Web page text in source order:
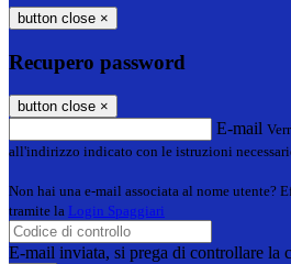
button close ×
Recupero password
button close ×
E-mail
all'indirizzo indicato con le istruzioni
Non hai una e-mail associata al nome utente?
tramite la Login Spaggiari
E-mail inviata, si prega di controllare la